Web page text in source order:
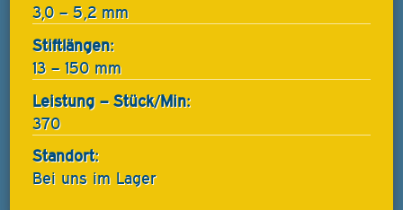
3,0 – 5,2 mm
Stiftlängen:
13 – 150 mm
Leistung – Stück/Min:
370
Standort:
Bei uns im Lager